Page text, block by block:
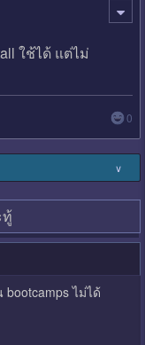
ใช้ได้ แต่ไม่
0
∨
bootcamps ไม่ได้